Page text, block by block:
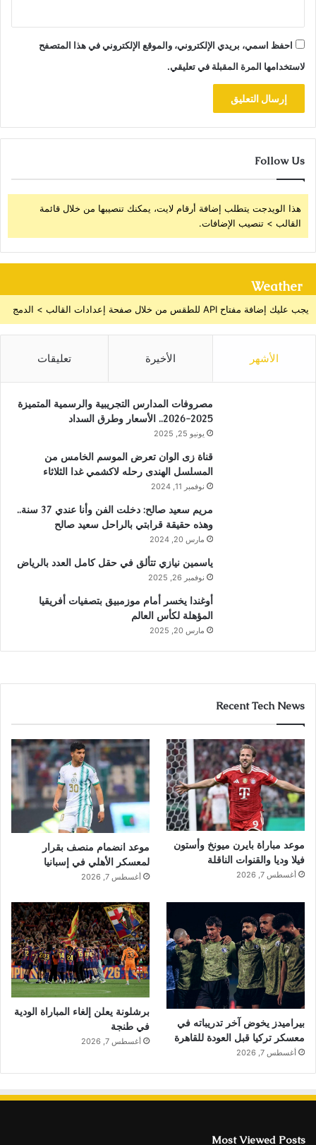
احفظ اسمي، بريدي الإلكتروني، والموقع الإلكتروني في هذا المتصفح
لاستخدامها المرة المقبلة في تعليقي.
Follow Us
هذا الويدجت يتطلب إضافة أرقام لايت، يمكنك تنصيبها من خلال قائمة
القالب > تنصيب الإضافات.
Weather
يجب عليك إضافة مفتاح API للطقس من خلال صفحة إعدادات القالب > الدمج
الأشهر الأخيرة تعليقات
مصروفات المدارس التجريبية والرسمية المتميزة
2025-2026.. الأسعار وطرق السداد
يونيو 25, 2025
قناة زى الوان تعرض الموسم الخامس من
المسلسل الهندى رحله لاكشمي غدا الثلاثاء
نوفمبر 11, 2024
مريم سعيد صالح: دخلت الفن وأنا عندي 37 سنة..
وهذه حقيقة قرابتي بالراحل سعيد صالح
مارس 20, 2024
ياسمين نيازي تتألق في حقل كامل العدد بالرياض
نوفمبر 26, 2025
أوغندا يخسر أمام موزمبيق بتصفيات أفريقيا
المؤهلة لكأس العالم
مارس 20, 2025
Recent Tech News
موعد مباراة بايرن ميونخ وأستون
فيلا وديا والقنوات الناقلة
أغسطس 7, 2026
موعد انضمام منصف بقرار
لمعسكر الأهلي في إسبانيا
أغسطس 7, 2026
بيراميدز يخوض آخر تدريباته في
معسكر تركيا قبل العودة للقاهرة
أغسطس 7, 2026
برشلونة يعلن إلغاء المباراة الودية
في طنجة
أغسطس 7, 2026
Most Viewed Posts